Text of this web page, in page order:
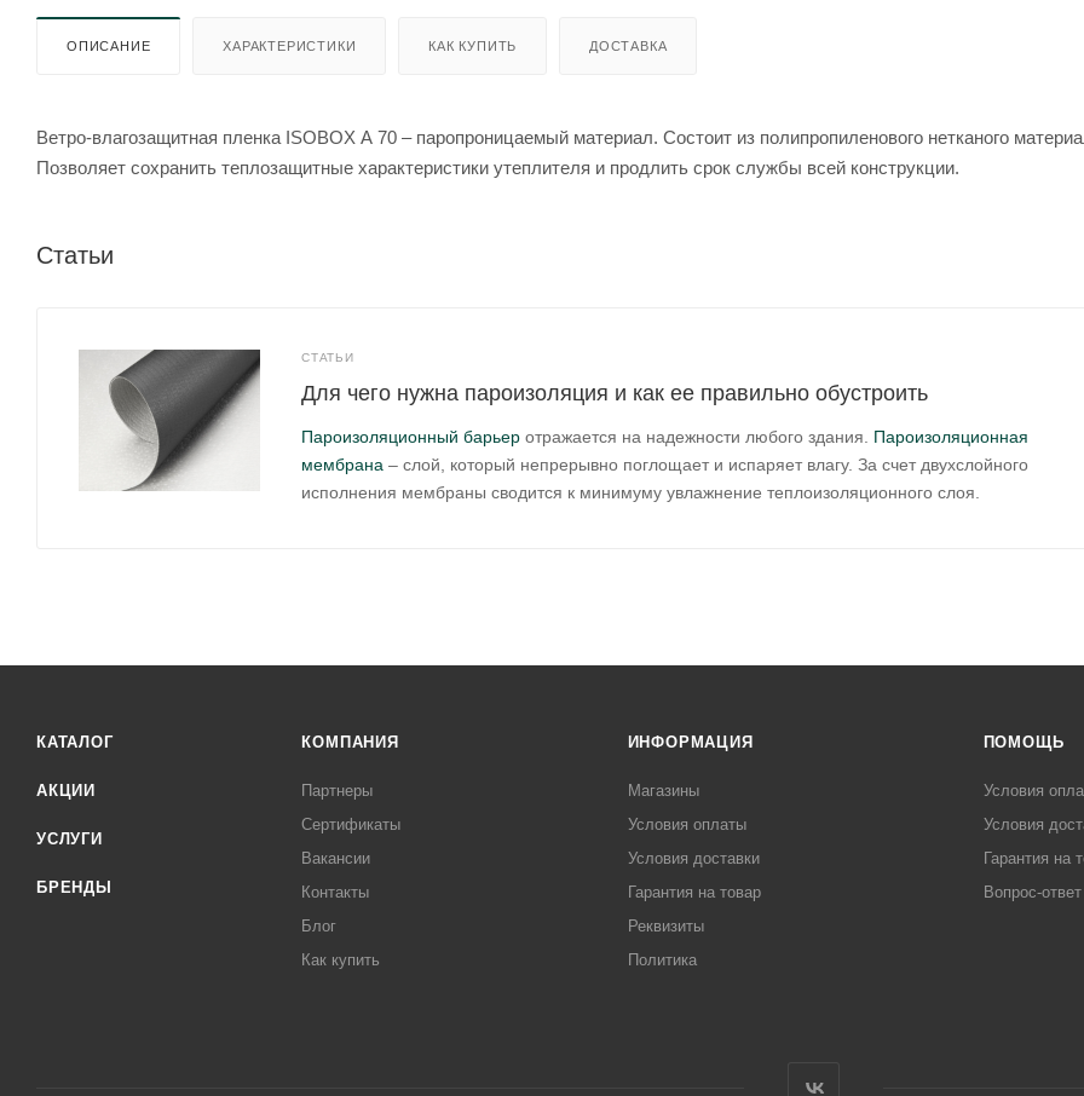
ОПИСАНИЕ ХАРАКТЕРИСТИКИ КАК КУПИТЬ ДОСТАВКА
Ветро-влагозащитная пленка ISOBOX А 70 – паропроницаемый материал. Состоит из полипропиленового нетканого
Позволяет сохранить теплозащитные характеристики утеплителя и продлить срок службы всей конструкции.
Статьи
СТАТЬИ
Для чего нужна пароизоляция и как ее правильно обустроить
Пароизоляционный барьер отражается на надежности любого здания. Пароизоляционная
мембрана – слой, который непрерывно поглощает и испаряет влагу. За счет двухслойного
исполнения мембраны сводится к минимуму увлажнение теплоизоляционного слоя.
КАТАЛОГ
АКЦИИ
УСЛУГИ
БРЕНДЫ
КОМПАНИЯ
Партнеры
Сертификаты
Вакансии
Контакты
Блог
Как купить
ИНФОРМАЦИЯ
Магазины
Условия оплаты
Условия доставки
Гарантия на товар
Реквизиты
Политика
ПОМОЩЬ
Условия
Условия
Гарантия на
Вопрос-ответ